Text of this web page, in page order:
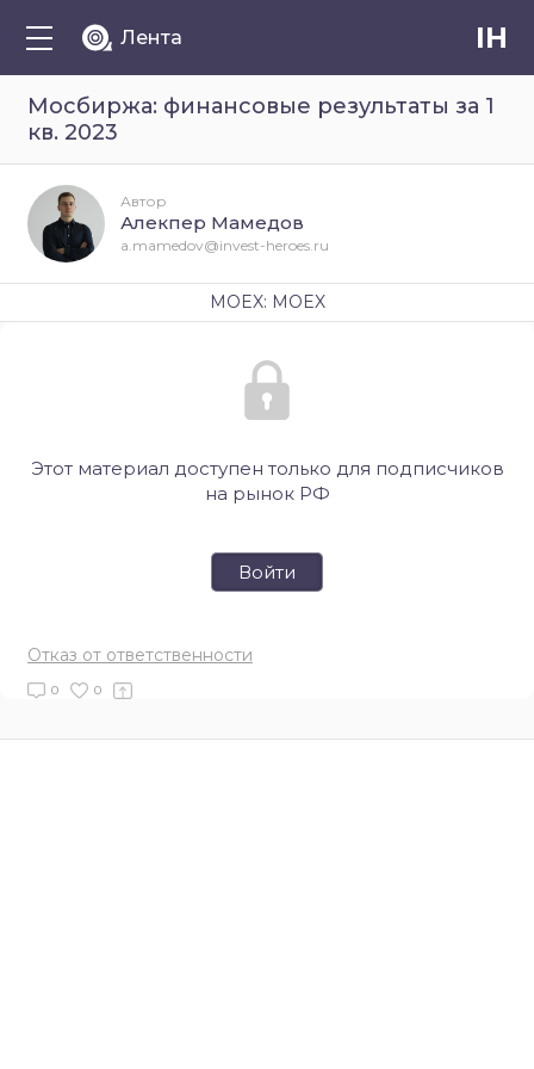
Лента IH
Мосбиржа: финансовые результаты за 1
кв. 2023
Этот материал доступен только для подписчиков
на рынок РФ
Войти
Отказ от ответственности
0 0
Автор
Алекпер Мамедов
a.mamedov@invest-heroes.ru
MOEX: MOEX